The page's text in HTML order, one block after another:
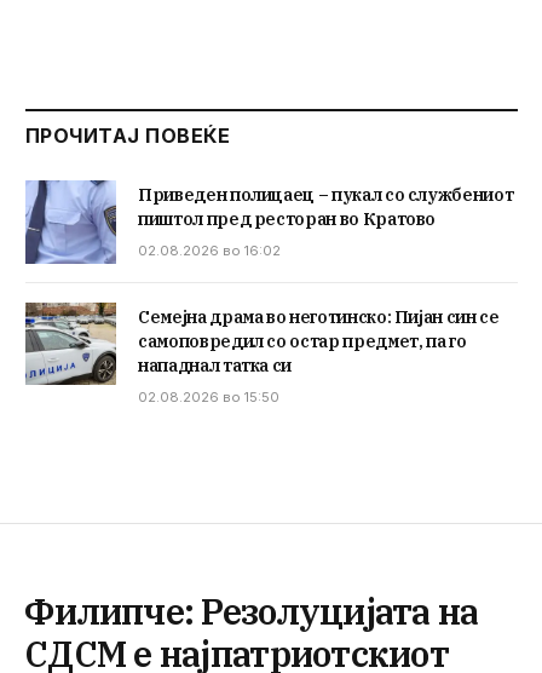
ПРОЧИТАЈ ПОВЕЌЕ
Приведен полицаец – пукал со службениот
пиштол пред ресторан во Кратово
02.08.2026 во 16:02
Семејна драма во неготинско: Пијан син се
самоповредил со остар предмет, па го
нападнал татка си
02.08.2026 во 15:50
Филипче: Резолуцијата на
СДСМ е најпатриотскиот